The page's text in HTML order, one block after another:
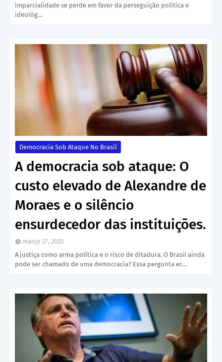
imparcialidade se perde em favor da perseguição política e
ideológ…
Democracia Sob Ataque No Brasil
A democracia sob ataque: O
custo elevado de Alexandre de
Moraes e o silêncio
ensurdecedor das instituições.
março 27, 2025
A justiça como arma política e o risco de ditadura. O Brasil ainda
pode ser chamado de uma democracia? Essa pergunta ec…